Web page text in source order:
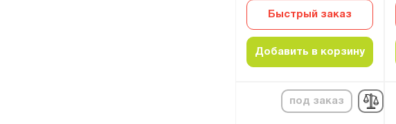
Быстрый заказ
Добавить в корзину
под заказ